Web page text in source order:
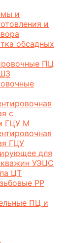
и
и
обсадных
ПЦ
с
ГЦУ М
ГЦУ
для
УЭЦС
ЦТ
РР
ПЦ и